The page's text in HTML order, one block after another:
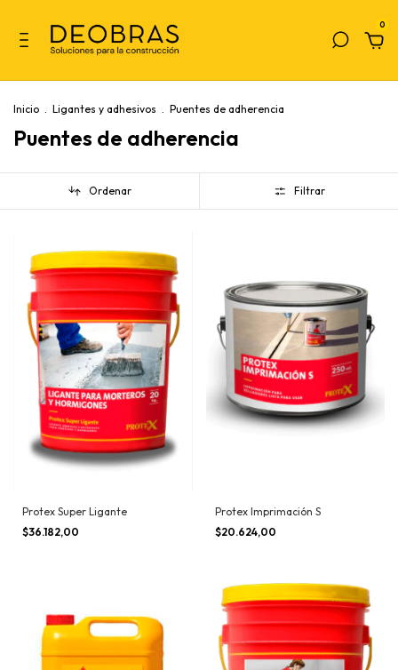
0
Inicio . Ligantes y adhesivos . Puentes de adherencia
Puentes de adherencia
Ordenar Filtrar
Protex Super Ligante
$36.182,00
Protex Imprimación S
$20.624,00